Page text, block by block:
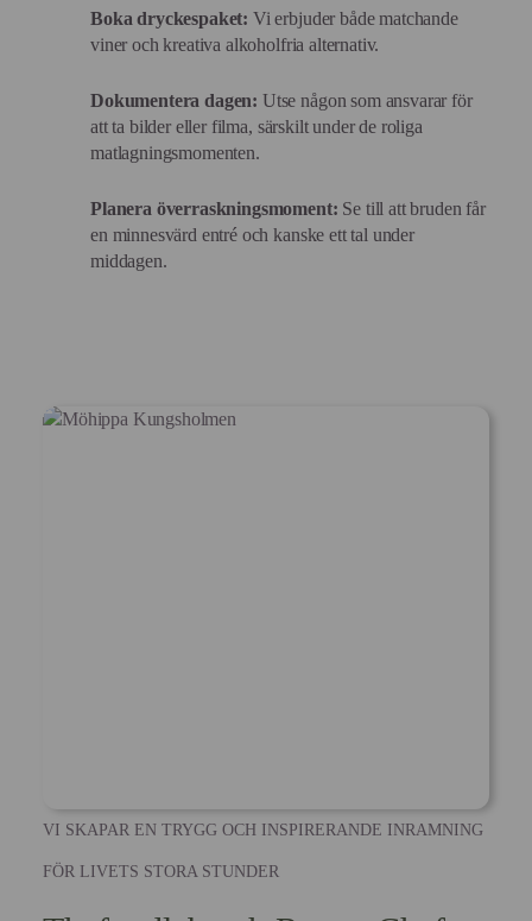
Boka dryckespaket: Vi erbjuder både matchande
viner och kreativa alkoholfria alternativ.
Dokumentera dagen: Utse någon som ansvarar för
att ta bilder eller filma, särskilt under de roliga
matlagningsmomenten.
Planera överraskningsmoment: Se till att bruden får
en minnesvärd entré och kanske ett tal under
middagen.
VI SKAPAR EN TRYGG OCH INSPIRERANDE INRAMNING
FÖR LIVETS STORA STUNDER